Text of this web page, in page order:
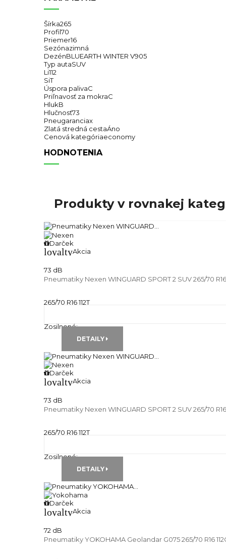
Šírka265
Profil70
Priemer16
Sezónazimná
DezénBLUEARTH WINTER V905
Typ autaSUV
Li112
SiT
Úspora palivaC
Priľnavosť za mokraC
HlukB
Hlučnosť73
Pneugaranciax
Zlatá stredná cestaÁno
Cenová kategóriaeconomy
HODNOTENIA
Produkty v rovnakej
Darček
loyaltyAkcia
73 dB
Pneumatiky Nexen WINGUARD SPORT 2 SUV 265/70 R16
265/70 R16 112T
Zosilnené:---
DETAILY
Darček
loyaltyAkcia
73 dB
Pneumatiky Nexen WINGUARD SPORT 2 SUV 265/70 R16
265/70 R16 112T
Zosilnené:---
DETAILY
Darček
loyaltyAkcia
72 dB
Pneumatiky YOKOHAMA Geolandar G075 265/70 R16